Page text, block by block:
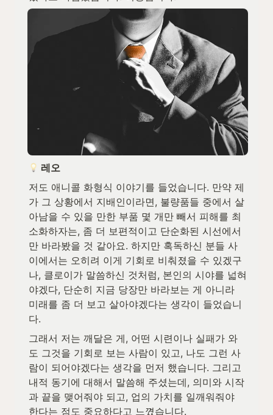
레오
저도 애니콜 화형식 이야기를 들었습니다. 만약 제
가 그 상황에서 지배인이라면, 불량품들 중에서 살
아남을 수 있을 만한 부품 몇 개만 빼서 피해를 최
소화하자는, 좀 더 보편적이고 단순화된 시선에서
만 바라봤을 것 같아요. 하지만 혹독하신 분들 사
이에서는 오히려 이게 기회로 비춰졌을 수 있겠구
나, 클로이가 말씀하신 것처럼, 본인의 시야를 넓혀
야겠다, 단순히 지금 당장만 바라보는 게 아니라
미래를 좀 더 보고 살아야겠다는 생각이 들었습니
다.
그래서 저는 깨달은 게, 어떤 시련이나 실패가 와
도 그것을 기회로 보는 사람이 있고, 나도 그런 사
람이 되어야겠다는 생각을 먼저 했습니다. 그리고
내적 동기에 대해서 말씀해 주셨는데, 의미와 시작
과 끝을 맺어줘야 되고, 업의 가치를 일깨워줘야
한다는 점도 중요하다고 느꼈습니다.